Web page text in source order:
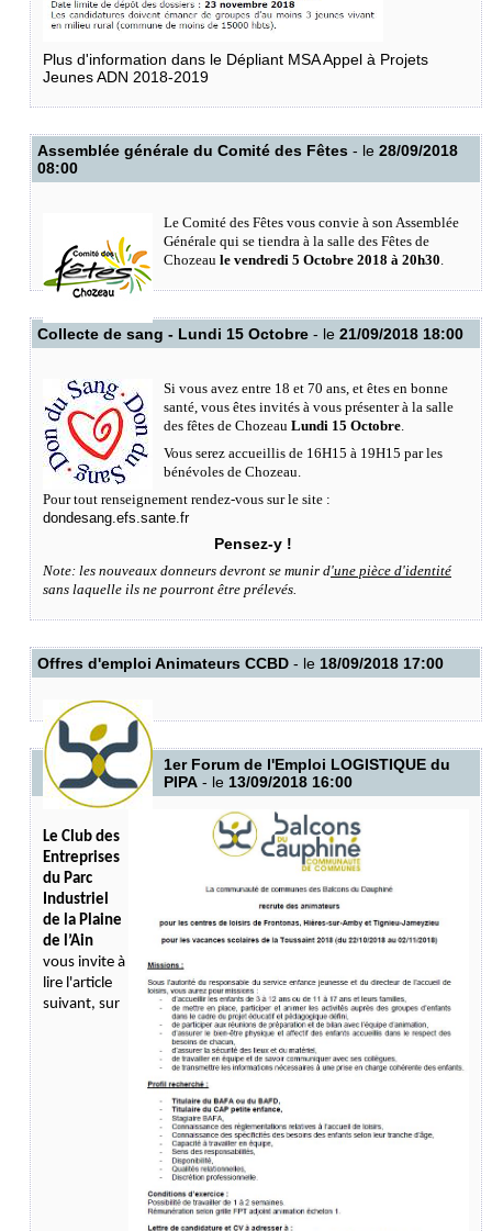
Plus d'information dans le Dépliant MSA Appel à Projets
Jeunes ADN 2018-2019
Assemblée générale du Comité des Fêtes - le 28/09/2018
08:00
Le Comité des Fêtes vous convie à son Assemblée
Générale qui se tiendra à la salle des Fêtes de
Chozeau le vendredi 5 Octobre 2018 à 20h30
Collecte de sang - Lundi 15 Octobre - le 21/09/2018 18:00
Si vous avez entre 18 et 70 ans, et êtes en bonne
santé, vous êtes invités à vous présenter à la salle
des fêtes de Chozeau Lundi 15 Octobre
Vous serez accueillis de 16H15 à 19H15 par les
bénévoles de Chozeau.
Pour tout renseignement rendez-vous sur le site :
dondesang.efs.sante.fr
Pensez-y !
Note: les nouveaux donneurs devront se munir d'une pièce d'identité
sans laquelle ils ne pourront être prélevés.
Offres d'emploi Animateurs CCBD - le 18/09/2018 17:00
1er Forum de l'Emploi LOGISTIQUE du
PIPA - le 13/09/2018 16:00
Le Club des
Entreprises
du Parc
Industriel
de la Plaine
de l’Ain
vous invite à
lire l'article
suivant, sur